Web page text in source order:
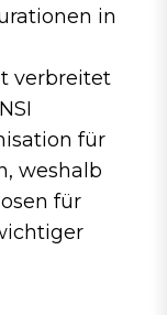
in
verbreitet
für
weshalb
für